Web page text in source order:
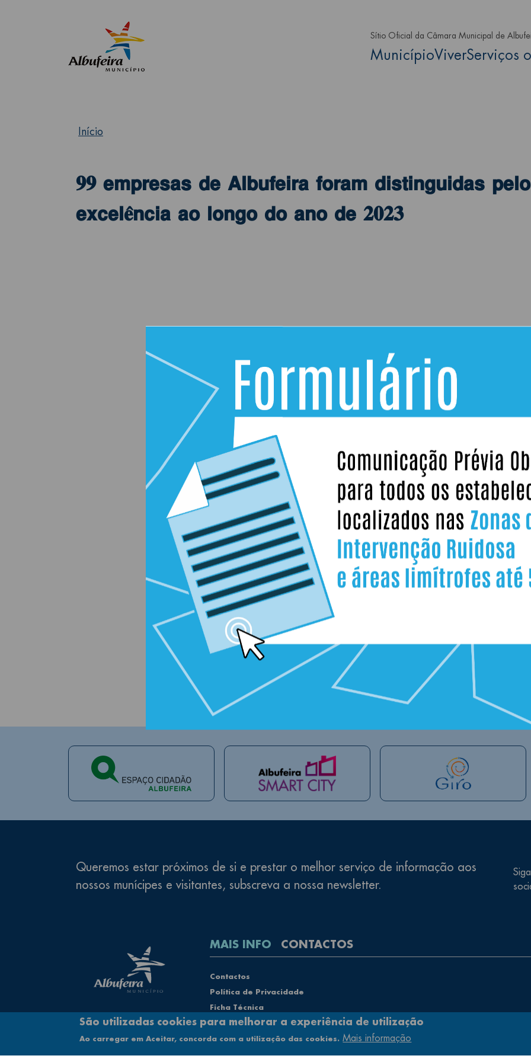
Sítio Oficial da Câmara Municipal de
Main navigation
MunicípioViverServiços
Início
𝟗𝟗 𝗲𝗺𝗽𝗿𝗲𝘀𝗮𝘀 𝗱𝗲 𝗔𝗹𝗯𝘂𝗳𝗲𝗶𝗿𝗮 𝗳𝗼𝗿𝗮𝗺 𝗱𝗶𝘀𝘁𝗶𝗻𝗴𝘂𝗶𝗱𝗮𝘀
𝗲𝘅𝗰𝗲𝗹𝐞̂𝗻𝗰𝗶𝗮 𝗮𝗼 𝗹𝗼𝗻𝗴𝗼 𝗱𝗼 𝗮𝗻𝗼 𝗱𝗲 𝟐𝟎𝟐𝟑
Queremos estar próximos de si e prestar o melhor serviço de informação aos
nossos munícipes e visitantes, subscreva a nossa newsletter.
MAIS INFO CONTACTOS
Contactos
Política de Privacidade
Ficha Técnica
Mapa do Site
Acessibilidade
São utilizadas cookies para melhorar a experiência de utilização
Ao carregar em Aceitar, concorda com a utilização das cookies. Mais informação